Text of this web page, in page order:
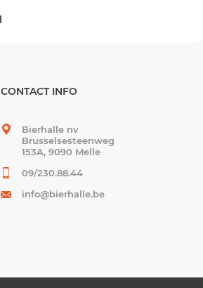
CONTACT INFO
Bierhalle nv
Brusselsesteenweg
153A, 9090 Melle
09/230.88.44
info@bierhalle.be